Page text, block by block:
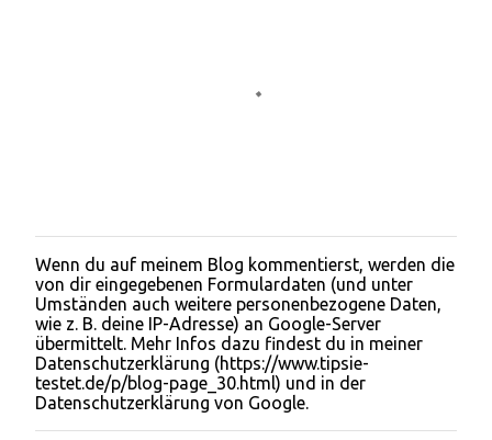
K
o
m
m
e
n
t
a
r
Wenn du auf meinem Blog kommentierst, werden die
von dir eingegebenen Formulardaten (und unter
Umständen auch weitere personenbezogene Daten,
wie z. B. deine IP-Adresse) an Google-Server
übermittelt. Mehr Infos dazu findest du in meiner
Datenschutzerklärung (https://www.tipsie-
testet.de/p/blog-page_30.html) und in der
Datenschutzerklärung von Google.